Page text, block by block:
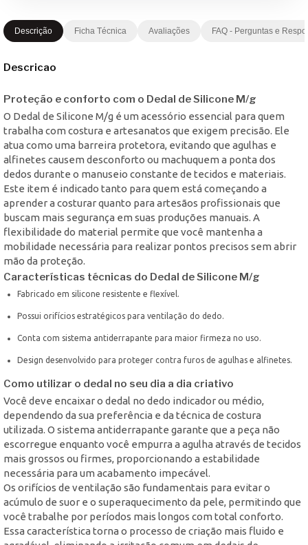
Descrição Ficha Técnica Avaliações FAQ - Perguntas e
Descricao
Proteção e conforto com o Dedal de Silicone M/g
O Dedal de Silicone M/g é um acessório essencial para quem
trabalha com costura e artesanatos que exigem precisão. Ele
atua como uma barreira protetora, evitando que agulhas e
alfinetes causem desconforto ou machuquem a ponta dos
dedos durante o manuseio constante de tecidos e materiais.
Este item é indicado tanto para quem está começando a
aprender a costurar quanto para artesãos profissionais que
buscam mais segurança em suas produções manuais. A
flexibilidade do material permite que você mantenha a
mobilidade necessária para realizar pontos precisos sem abrir
mão da proteção.
Características técnicas do Dedal de Silicone M/g
Fabricado em silicone resistente e flexível.
Possui orifícios estratégicos para ventilação do dedo.
Conta com sistema antiderrapante para maior firmeza no uso.
Design desenvolvido para proteger contra furos de agulhas e alfinetes.
Como utilizar o dedal no seu dia a dia criativo
Você deve encaixar o dedal no dedo indicador ou médio,
dependendo da sua preferência e da técnica de costura
utilizada. O sistema antiderrapante garante que a peça não
escorregue enquanto você empurra a agulha através de tecidos
mais grossos ou firmes, proporcionando a estabilidade
necessária para um acabamento impecável.
Os orifícios de ventilação são fundamentais para evitar o
acúmulo de suor e o superaquecimento da pele, permitindo que
você trabalhe por períodos mais longos com total conforto.
Essa característica torna o processo de criação mais fluido e